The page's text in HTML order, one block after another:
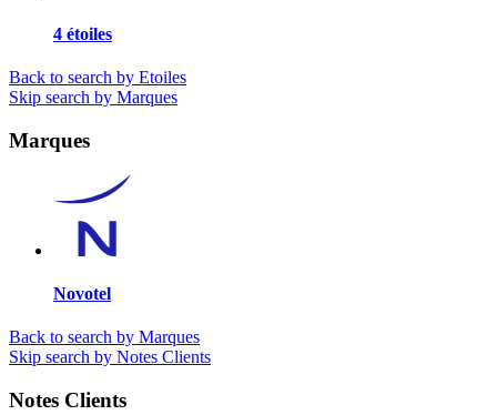
4 étoiles
Back to search by Etoiles
Skip search by Marques
Marques
Novotel
Back to search by Marques
Skip search by Notes Clients
Notes Clients